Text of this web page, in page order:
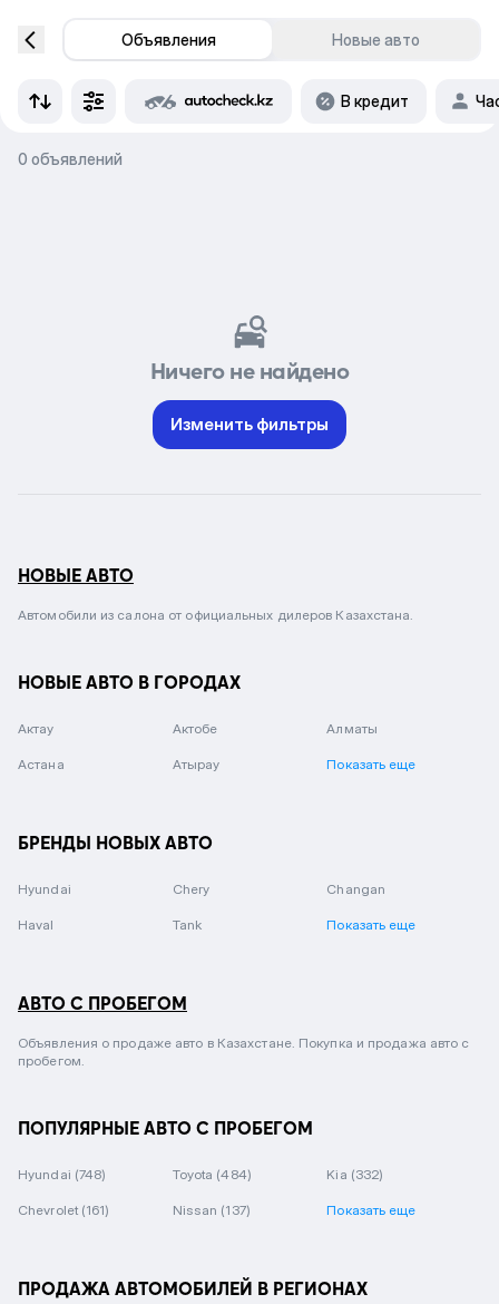
Объявления Новые авто
В кредит
0 объявлений
Ничего не найдено
Изменить фильтры
НОВЫЕ АВТО
Автомобили из салона от официальных дилеров Казахстана.
НОВЫЕ АВТО В ГОРОДАХ
Актау Актобе Алматы
Астана Атырау Показать еще
БРЕНДЫ НОВЫХ АВТО
Hyundai Chery Changan
Haval Tank Показать еще
АВТО С ПРОБЕГОМ
Объявления о продаже авто в Казахстане. Покупка и продажа авто с
пробегом.
ПОПУЛЯРНЫЕ АВТО С ПРОБЕГОМ
Hyundai (748) Toyota (484) Kia (332)
Chevrolet (161) Nissan (137) Показать еще
ПРОДАЖА АВТОМОБИЛЕЙ В РЕГИОНАХ